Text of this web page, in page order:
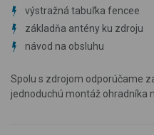
výstražná tabuľka fencee
základňa antény ku zdroju
návod na obsluhu
Spolu s zdrojom odporúčame
jednoduchú montáž ohradníka